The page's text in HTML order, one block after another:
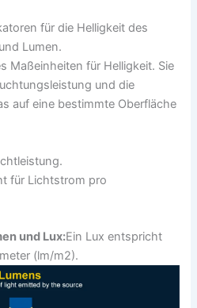
für die Helligkeit des
Lumen.
Maßeinheiten für Helligkeit. Sie
und die
auf eine bestimmte Oberfläche
für Lichtstrom pro
und Lux:Ein Lux entspricht
(lm/m2).